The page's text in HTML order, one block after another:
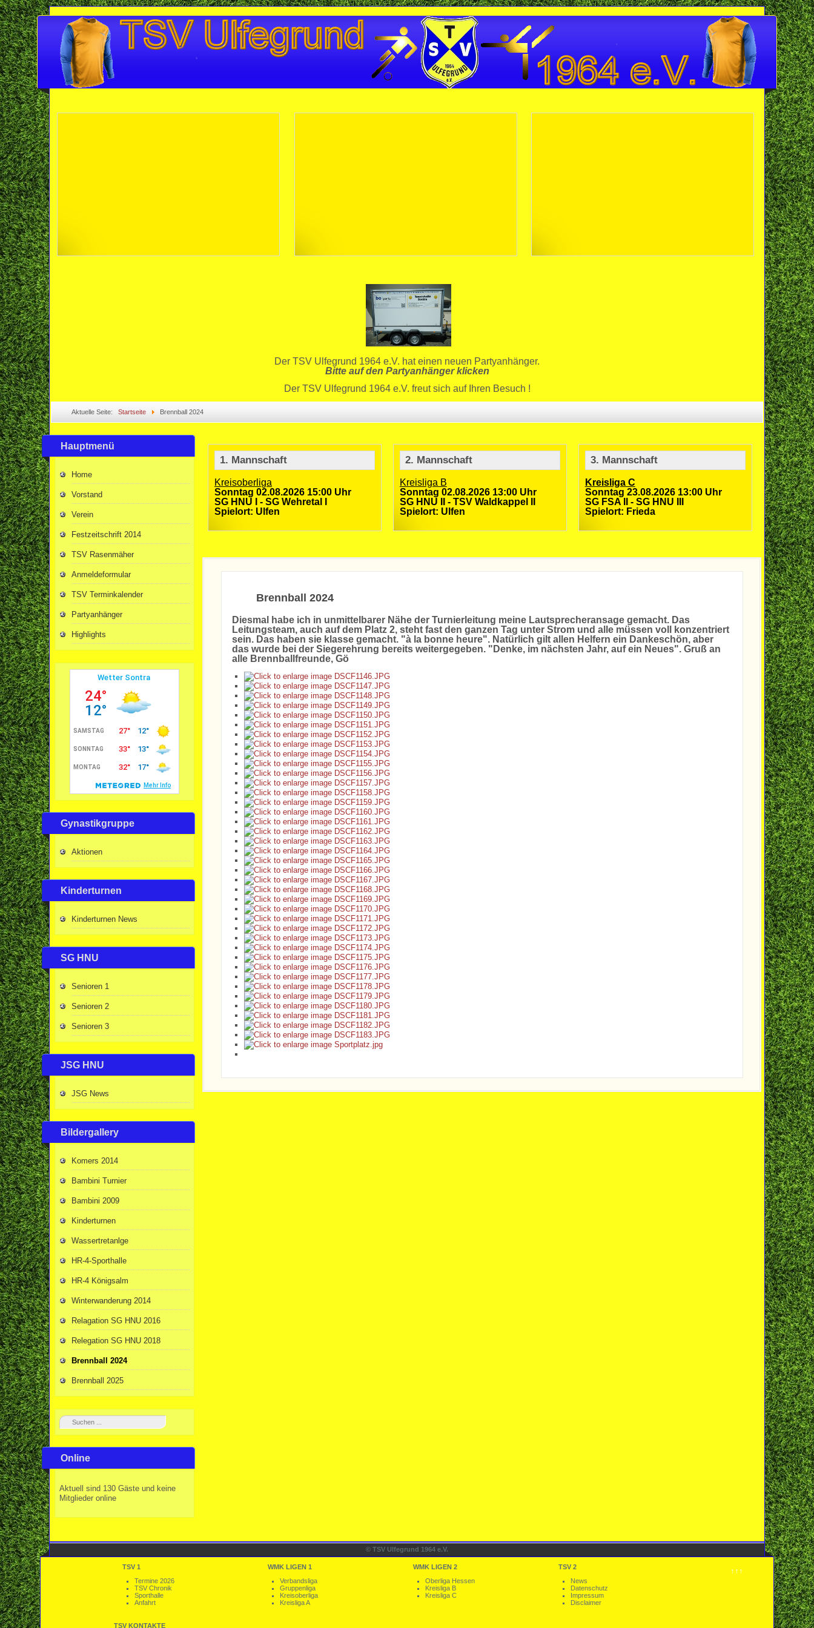
Der TSV Ulfegrund 1964 e.V. hat einen neuen Partyanhänger.
Bitte auf den Partyanhänger klicken
Der TSV Ulfegrund 1964 e.V. freut sich auf Ihren Besuch !
Aktuelle Seite:Startseite Brennball 2024
Hauptmenü
Home
Vorstand
Verein
Festzeitschrift 2014
TSV Rasenmäher
Anmeldeformular
TSV Terminkalender
Partyanhänger
Highlights
Gynastikgruppe
Aktionen
Kinderturnen
Kinderturnen News
SG HNU
Senioren 1
Senioren 2
Senioren 3
JSG HNU
JSG News
Bildergallery
Komers 2014
Bambini Turnier
Bambini 2009
Kinderturnen
Wassertretanlge
HR-4-Sporthalle
HR-4 Königsalm
Winterwanderung 2014
Relagation SG HNU 2016
Relegation SG HNU 2018
Brennball 2024
Brennball 2025
Online
Aktuell sind 130 Gäste und keine
Mitglieder online
1. Mannschaft
Kreisoberliga
Sonntag 02.08.2026 15:00 Uhr
SG HNU I - SG Wehretal I
Spielort: Ulfen
2. Mannschaft
Kreisliga B
Sonntag 02.08.2026 13:00 Uhr
SG HNU II - TSV Waldkappel II
Spielort: Ulfen
3. Mannschaft
Kreisliga C
Sonntag 23.08.2026 13:00 Uhr
SG FSA II - SG HNU III
Spielort: Frieda
Brennball 2024
Diesmal habe ich in unmittelbarer Nähe der Turnierleitung meine Lautsprecheransage gemacht. Das
Leitungsteam, auch auf dem Platz 2, steht fast den ganzen Tag unter Strom und alle müssen voll konzentriert
sein. Das haben sie klasse gemacht. "à la bonne heure". Natürlich gilt allen Helfern ein Dankeschön, aber
das wurde bei der Siegerehrung bereits weitergegeben. "Denke, im nächsten Jahr, auf ein Neues". Gruß an
alle Brennballfreunde, Gö
© TSV Ulfegrund 1964 e.V.
↑↑↑
TSV 1
Termine 2026
TSV Chronik
Sporthalle
Anfahrt
WMK LIGEN 1
Verbandsliga
Gruppenliga
Kreisoberliga
Kreisliga A
WMK LIGEN 2
Oberliga Hessen
Kreisliga B
Kreisliga C
TSV 2
News
Datenschutz
Impressum
Disclaimer
TSV KONTAKTE